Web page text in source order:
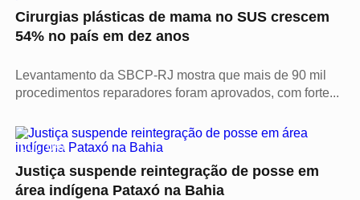
Cirurgias plásticas de mama no SUS crescem
54% no país em dez anos
Levantamento da SBCP-RJ mostra que mais de 90 mil
procedimentos reparadores foram aprovados, com forte...
CULTURA
Justiça suspende reintegração de posse em
área indígena Pataxó na Bahia